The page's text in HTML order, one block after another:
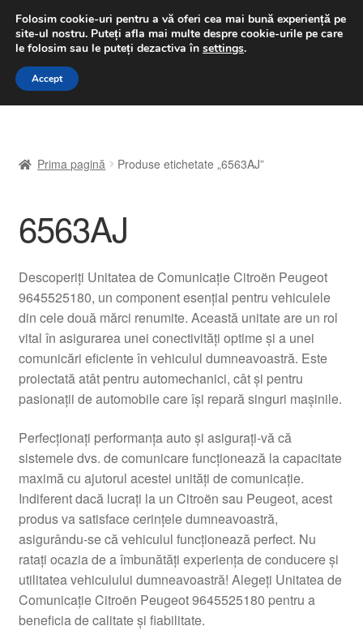
LIVRARE de la 33 lei
luni-vineri 9 a.m. - 4 p.m.031 229 6816
Sari
Sari
A lua legatura
Contul meu
Despre noi
Finalizare comandă
Livrare
Livrare în toată lumea
Plângere
Plățile
Politică de confidențialitate
Procedura de reclamație
Prima pagină Produse etichetate „6563AJ”
6563AJ
Descoperiți Unitatea de Comunicație Citroën Peugeot
9645525180, un component esențial pentru vehiculele
din cele două mărci renumite. Această unitate are un rol
vital în asigurarea unei conectivități optime și a unei
comunicări eficiente în vehiculul dumneavoastră. Este
proiectată atât pentru automechanici, cât și pentru
pasionații de automobile care își repară singuri mașinile.
Perfecționați performanța auto și asigurați-vă că
sistemele dvs. de comunicare funcționează la capacitate
maximă cu ajutorul acestei unități de comunicație.
Indiferent dacă lucrați la un Citroën sau Peugeot, acest
produs va satisface cerințele dumneavoastră,
asigurându-se că vehiculul funcționează perfect. Nu
ratați ocazia de a îmbunătăți experiența de conducere și
utilitatea vehiculului dumneavoastră! Alegeți Unitatea de
Comunicație Citroën Peugeot 9645525180 pentru a
beneficia de calitate și fiabilitate.
Folosim cookie-uri pentru a vă oferi cea mai bună experiență pe
site-ul nostru. Puteți afla mai multe despre cookie-urile pe care
le folosim sau le puteți dezactiva în settings.
Accept